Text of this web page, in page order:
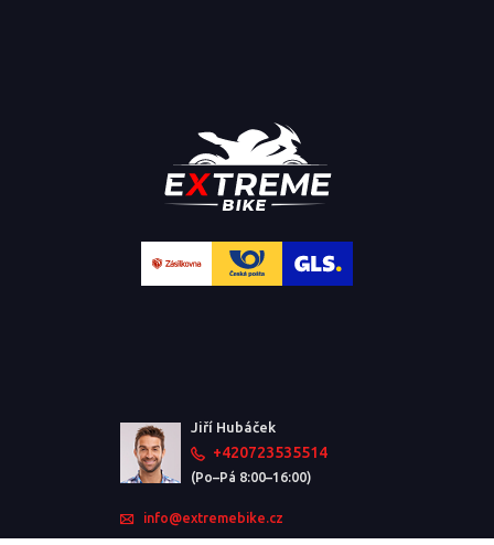
Jiří Hubáček
+420723535514
(Po–Pá 8:00–16:00)
info@extremebike.cz